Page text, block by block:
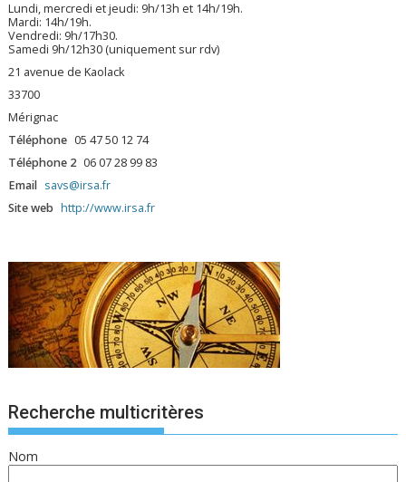
Lundi, mercredi et jeudi: 9h/13h et 14h/19h.
Mardi: 14h/19h.
Vendredi: 9h/17h30.
Samedi 9h/12h30 (uniquement sur rdv)
21 avenue de Kaolack
33700
Mérignac
Téléphone 05 47 50 12 74
Téléphone 2 06 07 28 99 83
Email savs@irsa.fr
Site web http://www.irsa.fr
Recherche multicritères
Nom